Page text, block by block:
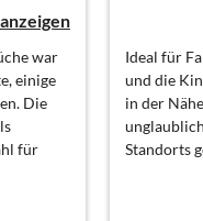
war
einige
Die
für
Ideal für
und die
in der
Standorts